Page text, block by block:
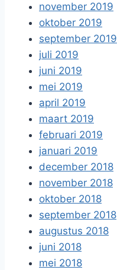
november 2019
oktober 2019
september 2019
juli 2019
juni 2019
mei 2019
april 2019
maart 2019
februari 2019
januari 2019
december 2018
november 2018
oktober 2018
september 2018
augustus 2018
juni 2018
mei 2018